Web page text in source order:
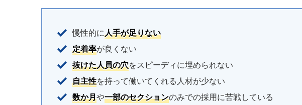
慢性的に人手が足りない
定着率が良くない
抜けた人員の穴をスピーディに埋められない
自主性を持って働いてくれる人材が少ない
数か月や一部のセクションのみでの採用に苦戦している